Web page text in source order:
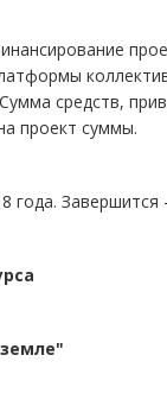
средств,
проект суммы.
года. Завершится